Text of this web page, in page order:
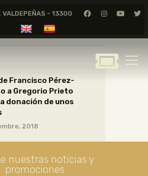
VALDEPEÑAS - 13300
MUSEO
GREGORIO
PRIETO
DE DIBUJO
Francisco Pérez-
a Gregorio Prieto
donación de unos
2018
nuestras noticias y
promociones